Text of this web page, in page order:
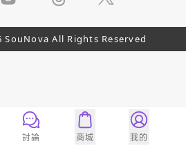
All Rights Reserved
討論 商城 我的